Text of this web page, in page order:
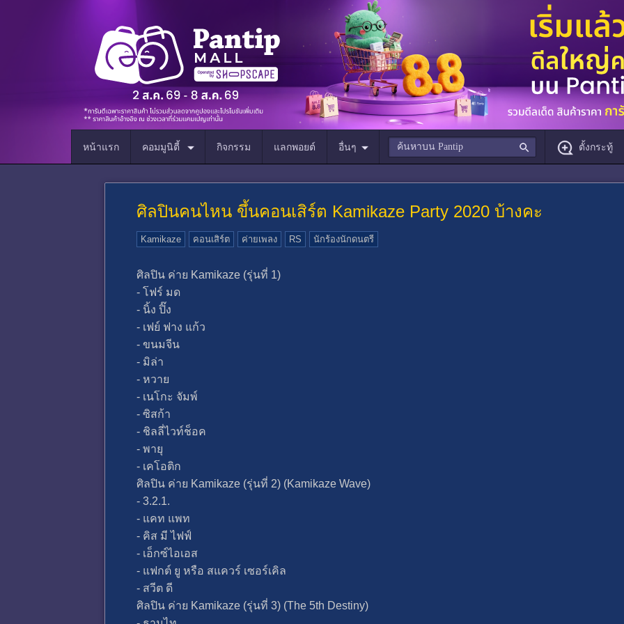
หน้าแรก คอมมูนิตี้ กิจกรรม แลกพอยต์ อื่นๆ ตั้งกระทู้
ศิลปินคนไหน ขึ้นคอนเสิร์ต Kamikaze Party 2020 บ้างคะ
Kamikaze คอนเสิร์ต ค่ายเพลง RS นักร้องนักดนตรี
ศิลปิน ค่าย Kamikaze (รุ่นที่ 1)
- โฟร์ มด
- นิ้ง ปิ๊ง
- เฟย์ ฟาง แก้ว
- ขนมจีน
- มิล่า
- หวาย
- เนโกะ จัมพ์
- ซิสก้า
- ชิลลี่ไวท์ช็อค
- พายุ
- เคโอติก
ศิลปิน ค่าย Kamikaze (รุ่นที่ 2) (Kamikaze Wave)
- 3.2.1.
- แคท แพท
- คิส มี ไฟฟ์
- เอ็กซ์ไอเอส
- แฟกต์ ยู หรือ สแควร์ เซอร์เคิล
- สวีต ดี
ศิลปิน ค่าย Kamikaze (รุ่นที่ 3) (The 5th Destiny)